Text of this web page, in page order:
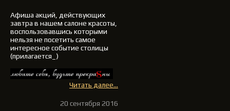
Афиша акций, действующих
завтра в нашем салоне красоты,
воспользовавшись которыми
нельзя не посетить самое
интересное событие столицы
(прилагается_)
Читать далее...
20 сентября 2016